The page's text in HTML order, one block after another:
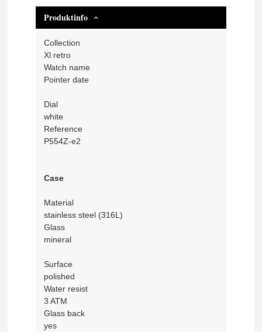
Produktinfo
Collection
Xl retro
Watch name
Pointer date
Dial
white
Reference
P554Z-e2
Case
Material
stainless steel (316L)
Glass
mineral
Surface
polished
Water resist
3 ATM
Glass back
yes